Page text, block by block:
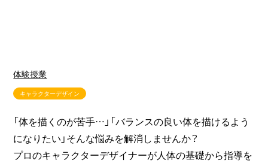
体験授業
キャラクターデザイン
「体を描くのが苦手…」「バランスの良い体を描けるよう
になりたい」そんな悩みを解消しませんか？
プロのキャラクターデザイナーが人体の基礎から指導を